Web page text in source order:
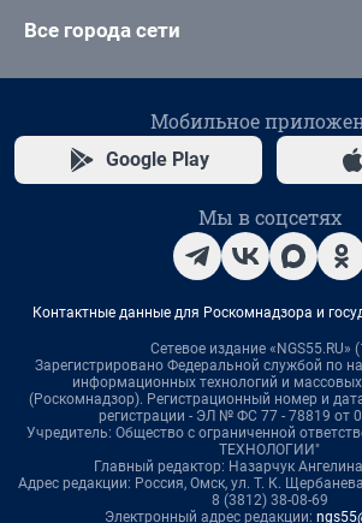
Все города сети
Мобильное
Google Play
Мы в соцсетях
Контактные данные для Роскомнадзора и
Сетевое издание «NGS55.RU»
Зарегистрировано Федеральной службой по
информационных технологий и
(Роскомнадзор). Регистрационный номер и
регистрации - ЭЛ № ФС 77 - 78819 от
Учредитель: Общество с ограниченной
ТЕХНОЛОГИИ"
Главный редактор: Назарчук
Адрес редакции: Россия, Омск, ул. Т. К.
8 (3812) 38-08-69
Электронный адрес редакции: